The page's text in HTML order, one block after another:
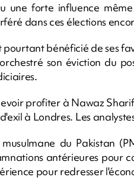
une forte influence
dans ces élections
bénéficié de ses
son éviction du
profiter à Nawaz
à Londres. Les
du Pakistan
antérieures pour
pour redresser